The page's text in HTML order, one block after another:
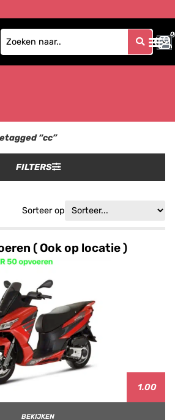
0
0
“cc”
FILTERS
Sorteer op
( Ook op locatie )
1.00
BEKIJKEN